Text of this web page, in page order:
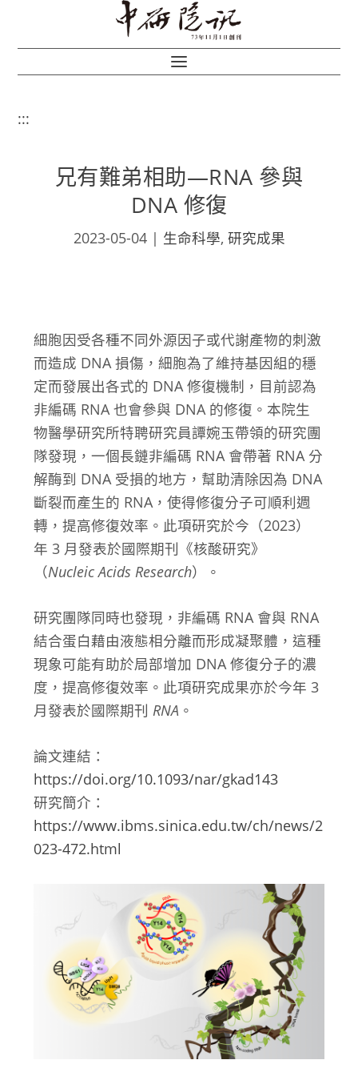
:::
兄有難弟相助—RNA 參與
DNA 修復
2023-05-04| 生命科學, 研究成果
細胞因受各種不同外源因子或代謝產物的刺激
而造成 DNA 損傷，細胞為了維持基因組的穩
定而發展出各式的 DNA 修復機制，目前認為
非編碼 RNA 也會參與 DNA 的修復。本院生
物醫學研究所特聘研究員譚婉玉帶領的研究團
隊發現，一個長鏈非編碼 RNA 會帶著 RNA 分
解酶到 DNA 受損的地方，幫助清除因為 DNA
斷裂而產生的 RNA，使得修復分子可順利週
轉，提高修復效率。此項研究於今（2023）
年 3 月發表於國際期刊《核酸研究》
（Nucleic Acids Research）。
研究團隊同時也發現，非編碼 RNA 會與 RNA
結合蛋白藉由液態相分離而形成凝聚體，這種
現象可能有助於局部增加 DNA 修復分子的濃
度，提高修復效率。此項研究成果亦於今年 3
月發表於國際期刊RNA 。
論文連結：
https://doi.org/10.1093/nar/gkad143
研究簡介：
https://www.ibms.sinica.edu.tw/ch/news/2
023-472.html